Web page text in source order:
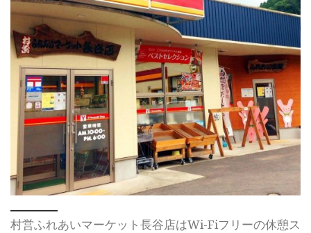
村営ふれあいマーケット長谷店はWi-Fiフリーの休憩ス